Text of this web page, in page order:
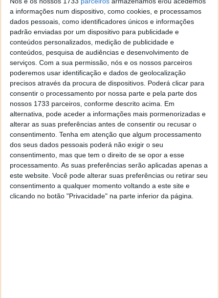
a informações num dispositivo, como cookies, e processamos
dados pessoais, como identificadores únicos e informações
padrão enviadas por um dispositivo para publicidade e
conteúdos personalizados, medição de publicidade e
conteúdos, pesquisa de audiências e desenvolvimento de
serviços. Com a sua permissão, nós e os nossos parceiros
poderemos usar identificação e dados de geolocalização
precisos através da procura de dispositivos. Poderá clicar para
consentir o processamento por nossa parte e pela parte dos
nossos 1733 parceiros, conforme descrito acima. Em
alternativa, pode aceder a informações mais pormenorizadas e
alterar as suas preferências antes de consentir ou recusar o
consentimento. Tenha em atenção que algum processamento
dos seus dados pessoais poderá não exigir o seu
consentimento, mas que tem o direito de se opor a esse
processamento. As suas preferências serão aplicadas apenas a
este website. Você pode alterar suas preferências ou retirar seu
consentimento a qualquer momento voltando a este site e
clicando no botão "Privacidade" na parte inferior da página.
Corrida tecnológica com a China
A empresa enquadra o seu trabalho na competição
geopolítica entre os EUA e a China, afirmando querer
entregar ao exército norte-americano "os melhores
robôs que conseguirmos construir". Aliás, "melhores
do que qualquer coisa que a China tenha".
De facto, o país asiáticotem investido fortemente
na robótica humanoide. Ainda que o foco seja
maioritariamente industrial, investigadores militares
chineses já publicaram estudos sobre o potencial
desta tecnologia em contexto de guerra.
Reprodutor
de